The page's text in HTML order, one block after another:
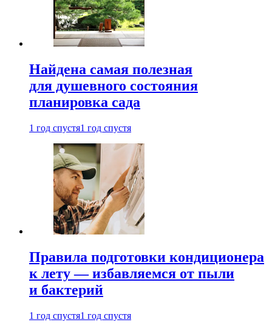
Найдена самая полезная
для душевного состояния
планировка сада
1 год спустя1 год спустя
Правила подготовки кондиционера
к лету — избавляемся от пыли
и бактерий
1 год спустя1 год спустя